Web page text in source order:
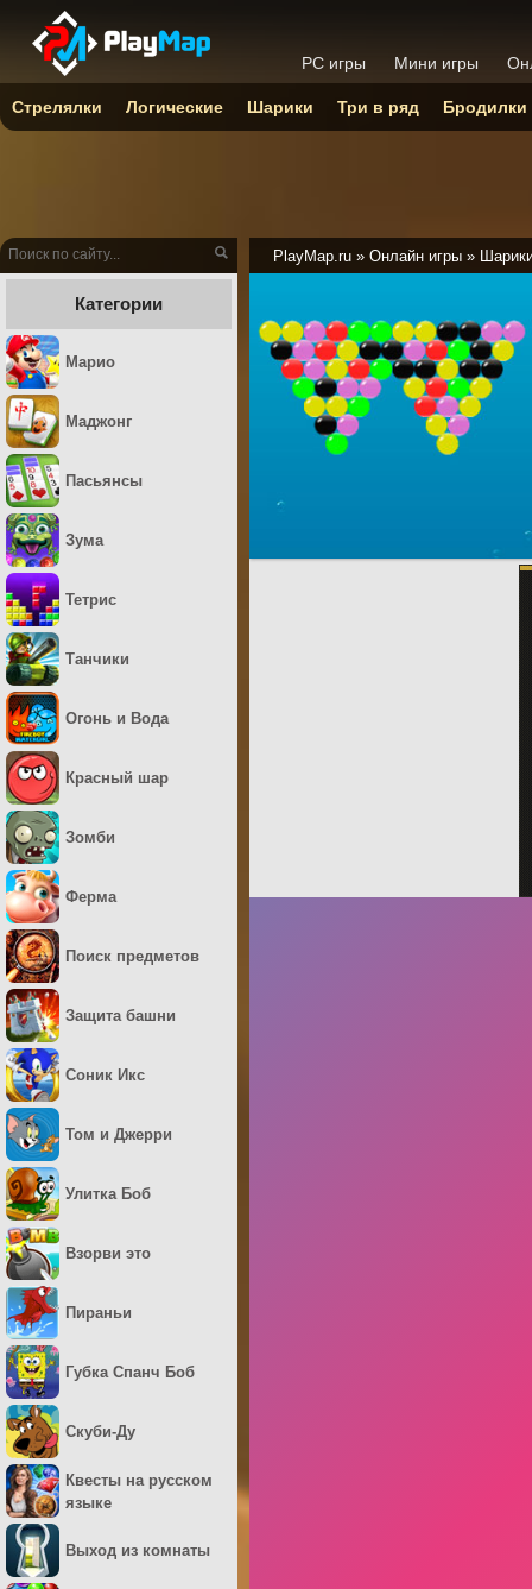
PlayMap.ru » Онлайн игры »
Категории
Марио
Маджонг
Пасьянсы
Зума
Тетрис
Танчики
Огонь и Вода
Красный шар
Зомби
Ферма
Поиск предметов
Защита башни
Соник Икс
Том и Джерри
Улитка Боб
Взорви это
Пираньи
Губка Спанч Боб
Скуби-Ду
Квесты на русском
языке
Выход из комнаты
PC игры Мини игры
Стрелялки Логические Шарики Три в ряд Бродилки